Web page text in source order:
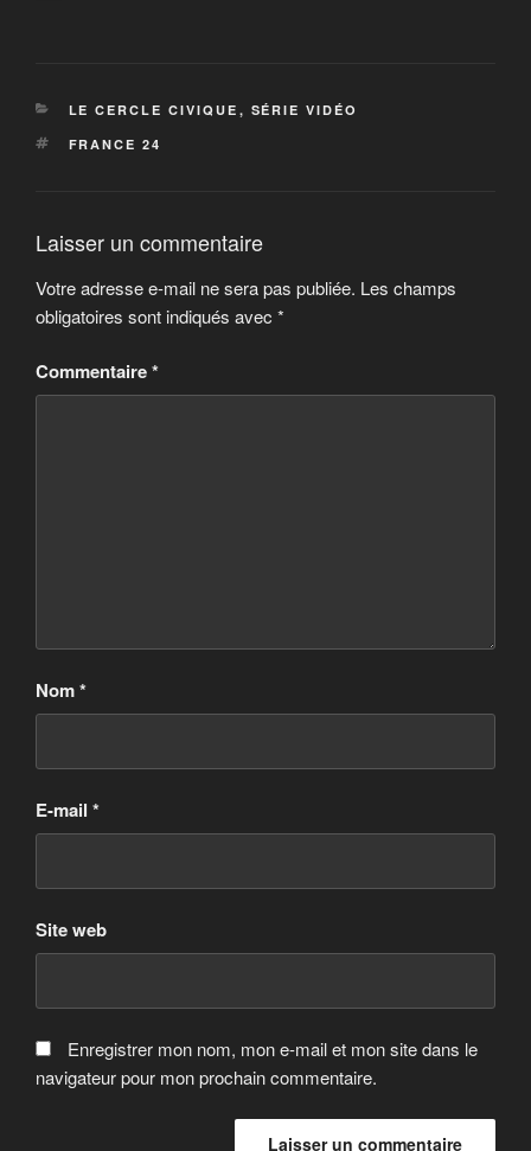
CATÉGORIES
LE CERCLE CIVIQUE , SÉRIE VIDÉO
ÉTIQUETTES
FRANCE 24
Laisser un commentaire
Votre adresse e-mail ne sera pas publiée. Les champs
obligatoires sont indiqués avec *
Commentaire*
Nom*
E-mail *
Site web
Enregistrer mon nom, mon e-mail et mon site dans le
navigateur pour mon prochain commentaire.